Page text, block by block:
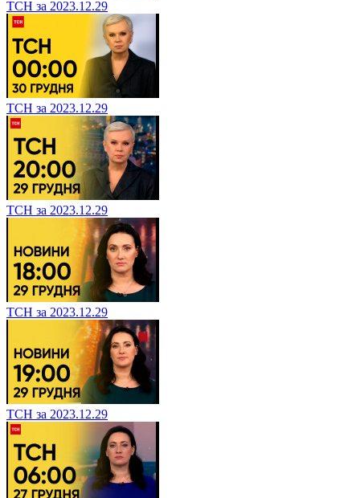
ТСН за 2023.12.29
ТСН за 2023.12.29
ТСН за 2023.12.29
ТСН за 2023.12.29
ТСН за 2023.12.29